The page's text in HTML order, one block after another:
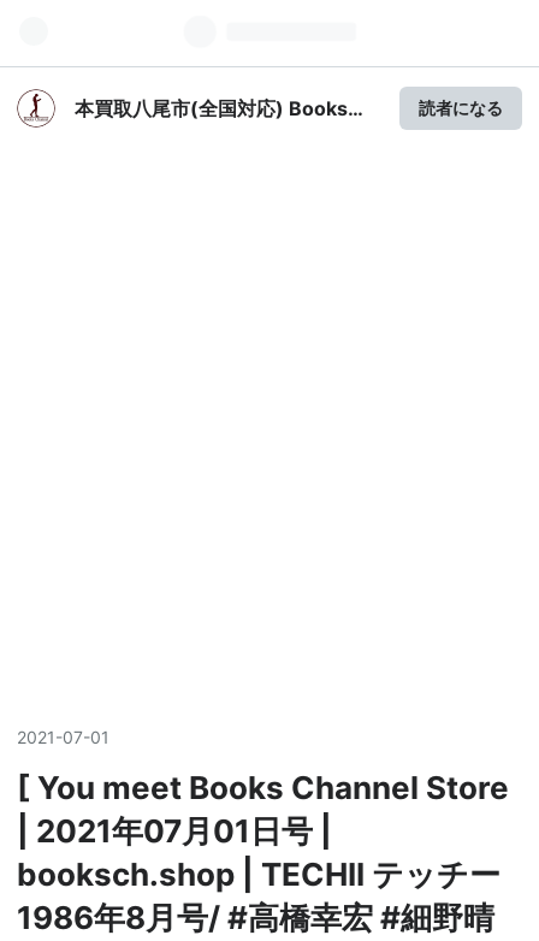
本買取八尾市(全国対応) Books
読者になる
2021-07-01
[ You meet Books Channel Store
| 2021年07月01日号 |
booksch.shop | TECHII テッチー
1986年8月号/ #高橋幸宏 #細野晴